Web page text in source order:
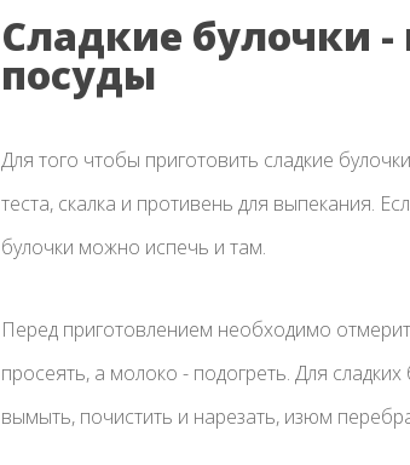
Сладкие булочки -
посуды
Для того чтобы приготовить сладкие
теста, скалка и противень для выпекания.
булочки можно испечь и там.
Перед приготовлением необходимо
просеять, а молоко - подогреть. Для
вымыть, почистить и нарезать, изюм